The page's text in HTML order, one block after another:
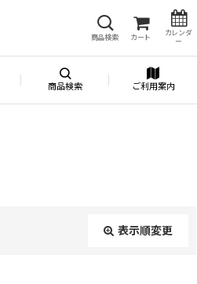
商品検索 カート
カレンダ
ー
商品検索 ご利用案内
表示順変更